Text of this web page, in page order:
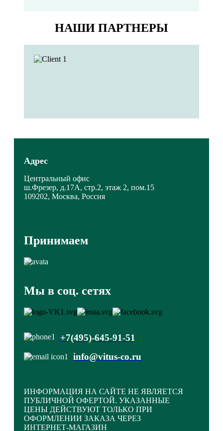
НАШИ ПАРТНЕРЫ
Адрес
Центральный офис
ш.Фрезер, д.17А, стр.2, этаж 2, пом.15
109202, Москва, Россия
Принимаем
Мы в соц. сетях
+7(495)-645-91-51
info@vitus-co.ru
ИНФОРМАЦИЯ НА САЙТЕ НЕ ЯВЛЯЕТСЯ
ПУБЛИЧНОЙ ОФЕРТОЙ. УКАЗАННЫЕ
ЦЕНЫ ДЕЙСТВУЮТ ТОЛЬКО ПРИ
ОФОРМЛЕНИИ ЗАКАЗА ЧЕРЕЗ
ИНТЕРНЕТ-МАГАЗИН